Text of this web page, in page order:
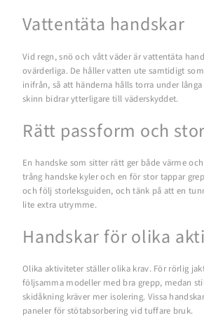
Vattentäta handskar
Vid regn, snö och vått väder är vattentäta
ovärderliga. De håller vatten ute samtidigt
inifrån, så att händerna hålls torra under
skinn bidrar ytterligare till väderskyddet.
Rätt passform och
En handske som sitter rätt ger både värme
trång handske kyler och en för stor tappar
och följ storleksguiden, och tänk på att en
lite extra utrymme.
Handskar för olika
Olika aktiviteter ställer olika krav. För rörlig
följsamma modeller med bra grepp, medan
skidåkning kräver mer isolering. Vissa
paneler för stötabsorbering vid tuffare bruk.